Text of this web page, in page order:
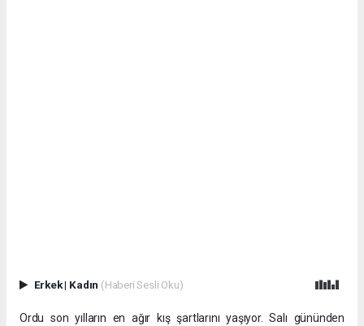
Erkek| Kadın (Haberi Sesli Oku)
Ordu son yılların en ağır kış şartlarını yaşıyor. Salı gününden